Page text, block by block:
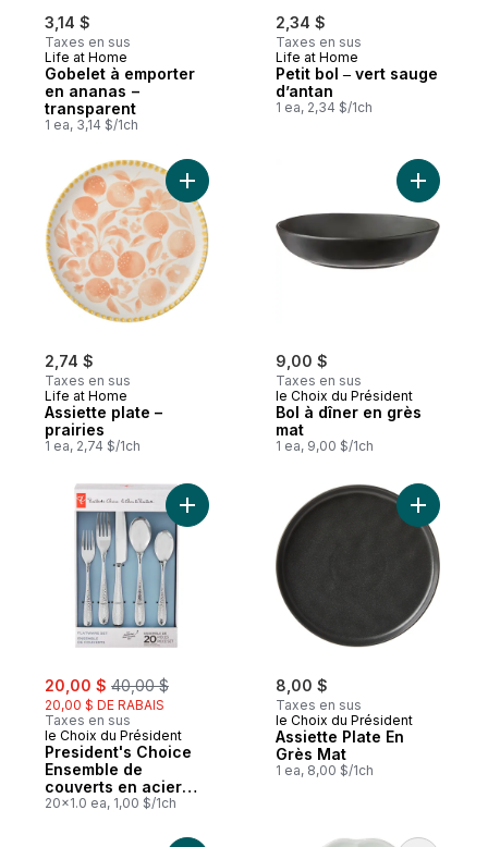
3,14 $
Taxes en sus
Life at Home
Gobelet à emporter
en ananas −
transparent
1 ea, 3,14 $/1ch
2,34 $
Taxes en sus
Life at Home
Petit bol ‒ vert sauge
d’antan
1 ea, 2,34 $/1ch
2,74 $
Taxes en sus
Life at Home
Assiette plate –
prairies
1 ea, 2,74 $/1ch
Ajouter Assiette plate – prairies au panier
9,00 $
Taxes en sus
le Choix du Président
Bol à dîner en grès
mat
1 ea, 9,00 $/1ch
Ajouter
sale:
20,00 $ , formerly:
40,00 $
20,00 $ DE RABAIS
Taxes en sus
le Choix du Président
President's Choice
Ensemble de
couverts en acier
inoxydable 18/0 –
20x1.0 ea, 1,00 $/1ch
Ajouter President's Choice Ensemble de
8,00 $
Taxes en sus
le Choix du Président
Assiette Plate En
Grès Mat
1 ea, 8,00 $/1ch
Ajouter